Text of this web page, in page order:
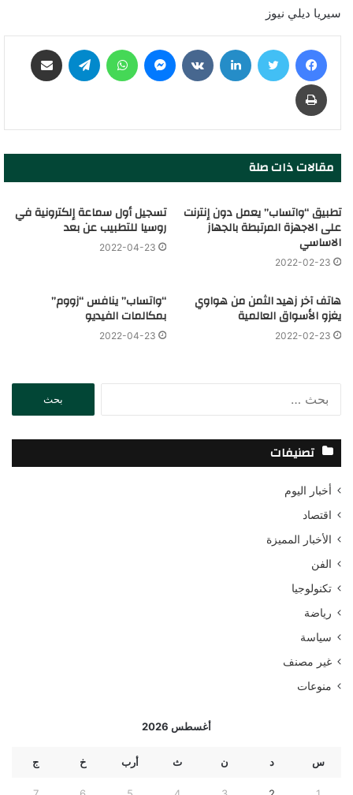
سيريا ديلي نيوز
مقالات ذات صلة
تطبيق “واتساب” يعمل دون إنترنت
على الاجهزة المرتبطة بالجهاز
الاساسي
2022-02-23
تسجيل أول سماعة إلكترونية في
روسيا للتطبيب عن بعد
2022-04-23
هاتف آخر زهيد الثمن من هواوي
يغزو الأسواق العالمية
2022-02-23
“واتساب” ينافس “زووم”
بمكالمات الفيديو
2022-04-23
ح
تصنيفات
أخبار اليوم
اقتصاد
الأخبار المميزة
الفن
تكنولوجيا
رياضة
سياسة
غير مصنف
منوعات
أغسطس 2026
س د ن ث أرب خ ج